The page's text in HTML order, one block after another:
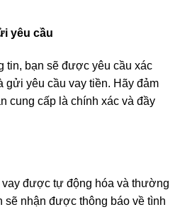
yêu cầu
tin, bạn sẽ được yêu cầu xác
gửi yêu cầu vay tiền. Hãy đảm
cung cấp là chính xác và đầy
được tự động hóa và thường
sẽ nhận được thông báo về tình